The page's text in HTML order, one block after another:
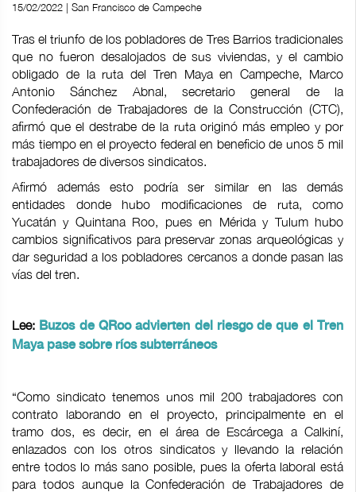
15/02/2022 | San Francisco de Campeche
Tras el triunfo de los pobladores de Tres Barrios tradicionales
que no fueron desalojados de sus viviendas, y el cambio
obligado de la ruta del Tren Maya en Campeche, Marco
Antonio Sánchez Abnal, secretario general de la
Confederación de Trabajadores de la Construcción (CTC),
afirmó que el destrabe de la ruta originó más empleo y por
más tiempo en el proyecto federal en beneficio de unos 5 mil
trabajadores de diversos sindicatos.
Afirmó además esto podría ser similar en las demás
entidades donde hubo modificaciones de ruta, como
Yucatán y Quintana Roo, pues en Mérida y Tulum hubo
cambios significativos para preservar zonas arqueológicas y
dar seguridad a los pobladores cercanos a donde pasan las
vías del tren.
Lee: Buzos de QRoo advierten del riesgo de que el Tren
Maya pase sobre ríos subterráneos
“Como sindicato tenemos unos mil 200 trabajadores con
contrato laborando en el proyecto, principalmente en el
tramo dos, es decir, en el área de Escárcega a Calkiní,
enlazados con los otros sindicatos y llevando la relación
entre todos lo más sano posible, pues la oferta laboral está
para todos aunque la Confederación de Trabajadores de